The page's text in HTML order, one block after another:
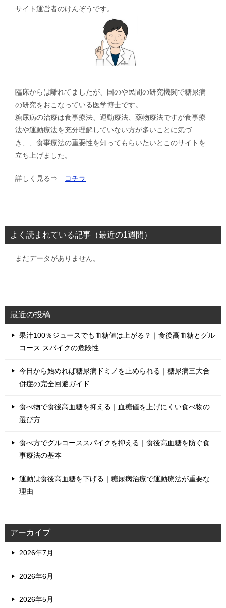
サイト運営者のけんぞうです。
臨床からは離れてましたが、国のや民間の研究機関で糖尿病
の研究をおこなっている医学博士です。
糖尿病の治療は食事療法、運動療法、薬物療法ですが食事療
法や運動療法を充分理解していない方が多いことに気づ
き、、食事療法の重要性を知ってもらいたいとこのサイトを
立ち上げました。
詳しく見る⇒ コチラ
よく読まれている記事（最近の1週間）
まだデータがありません。
最近の投稿
果汁100％ジュースでも血糖値は上がる？｜食後高血糖とグル
コース スパイクの危険性
今日から始めれば糖尿病ドミノを止められる｜糖尿病三大合
併症の完全回避ガイド
食べ物で食後高血糖を抑える｜血糖値を上げにくい食べ物の
選び方
食べ方でグルコーススパイクを抑える｜食後高血糖を防ぐ食
事療法の基本
運動は食後高血糖を下げる｜糖尿病治療で運動療法が重要な
理由
アーカイブ
2026年7月
2026年6月
2026年5月